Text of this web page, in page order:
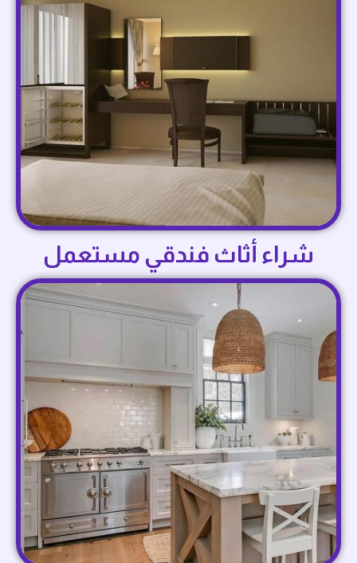
شراء أثاث فندقي مستعمل